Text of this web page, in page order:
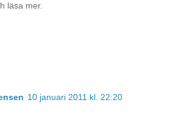
läsa mer.
10 januari 2011 kl. 22:20